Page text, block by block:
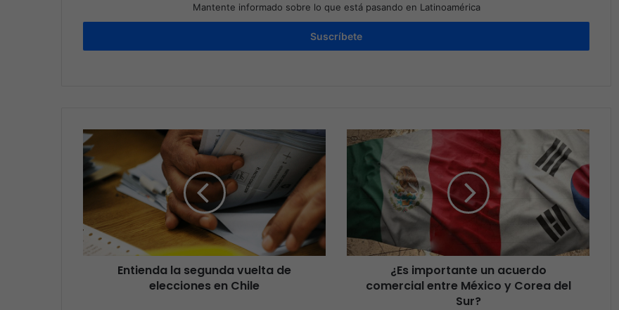
Mantente informado sobre lo que está pasando en Latinoamérica
Suscríbete
Entienda la segunda vuelta de
elecciones en Chile
¿Es importante un acuerdo
comercial entre México y Corea del
Sur?